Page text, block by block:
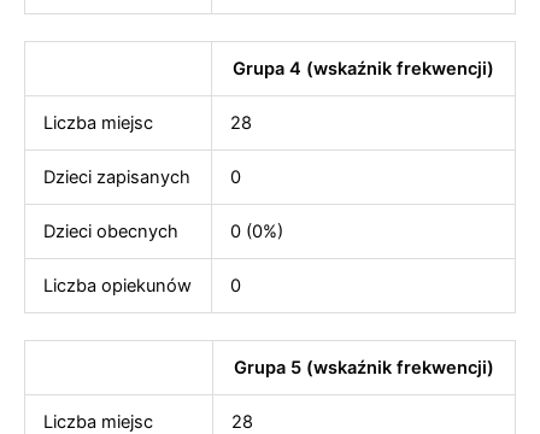
Grupa 4 (wskaźnik frekwencji)
Liczba miejsc 28
Dzieci zapisanych 0
Dzieci obecnych 0 (0%)
Liczba opiekunów 0
Grupa 5 (wskaźnik frekwencji)
Liczba miejsc 28